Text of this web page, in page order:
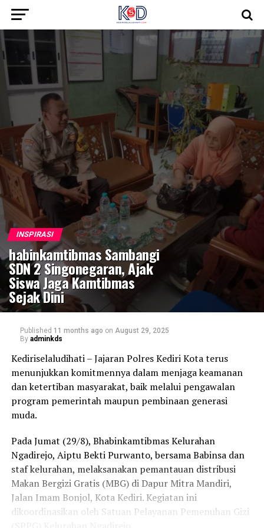
INSPIRASI
habinkamtibmas Sambangi
SDN 2 Singonegaran, Ajak
Siswa Jaga Kamtibmas
Sejak Dini
Published 11 months ago on August 29, 2025
By adminkds
Kediriselaludihati – Jajaran Polres Kediri Kota terus
menunjukkan komitmennya dalam menjaga keamanan
dan ketertiban masyarakat, baik melalui pengawalan
program pemerintah maupun pembinaan generasi
muda.
Pada Jumat (29/8), Bhabinkamtibmas Kelurahan
Ngadirejo, Aiptu Bekti Purwanto, bersama Babinsa dan
staf kelurahan, melaksanakan pemantauan distribusi
Makan Bergizi Gratis (MBG) di Dapur Mitra Mandiri,
Jalan Imam Bonjol, Kota Kediri. Kegiatan ini
dikoordinasikan oleh Satuan Pelayanan Pemenuhan Gizi